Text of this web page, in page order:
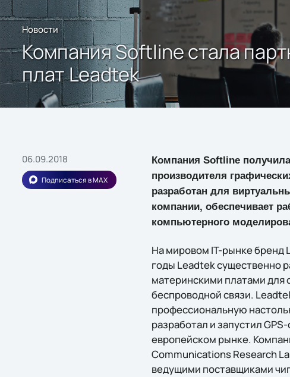
Новости
Компания Softline стала
плат Leadtek
06.09.2018
Подписаться в MAX
Компания Softline
производителя
разработан для
компании, обеспечивает
компьютерного
На мировом IT-рынке бренд
годы Leadtek существенно
материнскими платами для
беспроводной связи.
профессиональную
разработал и запустил
европейском рынке.
Communications Research
ведущими поставщиками